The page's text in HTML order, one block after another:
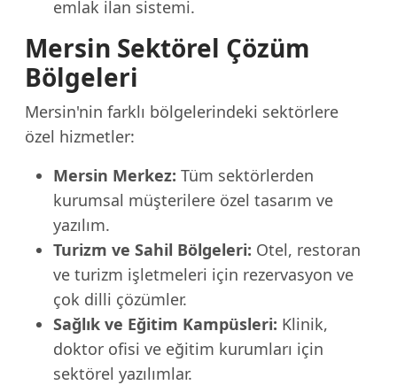
emlak ilan sistemi.
Mersin Sektörel Çözüm
Bölgeleri
Mersin'nin farklı bölgelerindeki sektörlere
özel hizmetler:
Mersin Merkez: Tüm sektörlerden
kurumsal müşterilere özel tasarım ve
yazılım.
Turizm ve Sahil Bölgeleri: Otel, restoran
ve turizm işletmeleri için rezervasyon ve
çok dilli çözümler.
Sağlık ve Eğitim Kampüsleri: Klinik,
doktor ofisi ve eğitim kurumları için
sektörel yazılımlar.